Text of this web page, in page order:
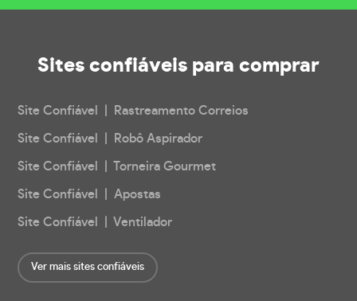
Sites confiáveis para comprar
Site Confiável | Rastreamento Correios
Site Confiável | Robô Aspirador
Site Confiável | Torneira Gourmet
Site Confiável | Apostas
Site Confiável | Ventilador
Ver mais sites confiáveis